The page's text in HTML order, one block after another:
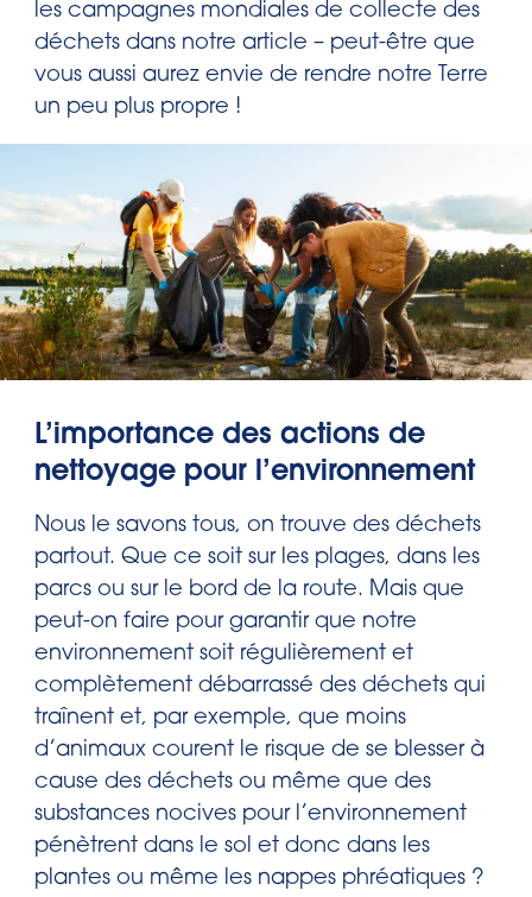
les campagnes mondiales de collecte des
déchets dans notre article – peut-être que
vous aussi aurez envie de rendre notre Terre
un peu plus propre !
L’importance des actions de
nettoyage pour l’environnement
Nous le savons tous, on trouve des déchets
partout. Que ce soit sur les plages, dans les
parcs ou sur le bord de la route. Mais que
peut-on faire pour garantir que notre
environnement soit régulièrement et
complètement débarrassé des déchets qui
traînent et, par exemple, que moins
d’animaux courent le risque de se blesser à
cause des déchets ou même que des
substances nocives pour l’environnement
pénètrent dans le sol et donc dans les
plantes ou même les nappes phréatiques ?